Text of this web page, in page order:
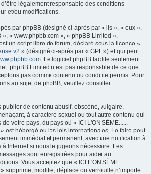
légalement responsable des conditions
et/ou modifications.
par phpBB (désigné ci-après par « ils », « eux »,
« www.phpbb.com », « phpBB Limited »,
un script libre de forum, déclaré sous la licence «
v2 » (désigné ci-après par « GPL ») et qui peut
. Le logiciel phpBB facilite seulement
phpBB Limited n’est pas responsable de ce que
pas comme contenu ou conduite permis. Pour
au sujet de phpBB, veuillez consulter :
publier de contenu abusif, obscène, vulgaire,
à caractère sexuel ou tout autre contenu qui
votre pays, du pays où « ICI L'ON SÈME......
est hébergé ou les lois internationales. Le faire peut
immédiat et permanent, avec une notification à
à Internet si nous le jugeons nécessaire. Les
sont enregistrées pour aider au
Vous acceptez que « ICI L'ON SÈME......
supprime, modifie, déplace ou verrouille n’importe